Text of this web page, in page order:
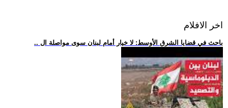
اخر الافلام
.. باحث في قضايا الشرق الأوسط: لا خيار أمام لبنان سوى مواصلة ال